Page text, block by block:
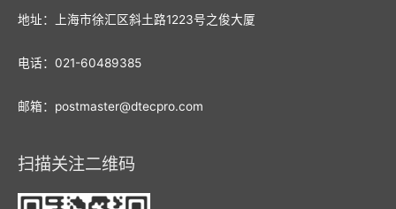
地址：上海市徐汇区斜土路1223号之俊大厦
电话：021-60489385
邮箱：postmaster@dtecpro.com
扫描关注二维码